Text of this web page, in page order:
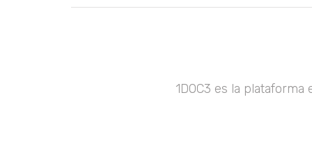
1DOC3 es la